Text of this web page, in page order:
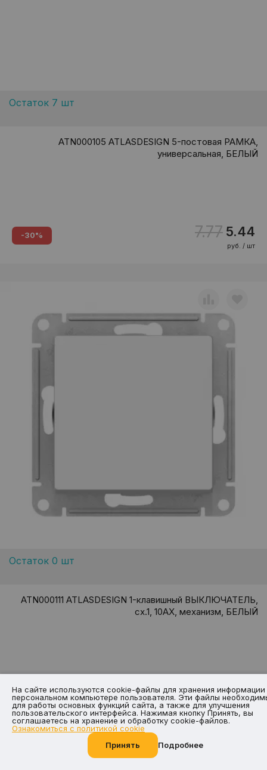
Остаток 7 шт
ATN000105 ATLASDESIGN 5-постовая РАМКА,
универсальная, БЕЛЫЙ
-30% 7.77 5.44
руб. / шт
Остаток 0 шт
ATN000111 ATLASDESIGN 1-клавишный ВЫКЛЮЧАТЕЛЬ,
сх.1, 10АХ, механизм, БЕЛЫЙ
-30% 5.89 4.12
руб. / шт
Позвоните нам
На сайте используются cookie-файлы для хранения информации
персональном компьютере пользователя. Эти файлы
для работы основных функций сайта, а также для улучшения
пользовательского интерфейса. Нажимая кнопку Принять, вы
соглашаетесь на хранение и обработку cookie-файлов.
Ознакомиться с политикой cookie
Принять
Подробнее